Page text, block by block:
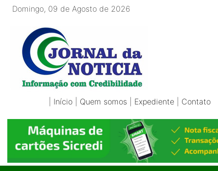
Domingo, 09 de Agosto de 2026
Início Quem somos Expediente Contato